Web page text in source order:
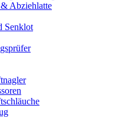
& Abziehlatte
Senklot